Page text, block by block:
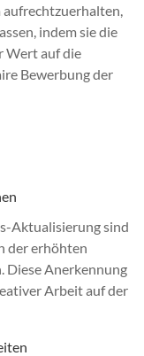
indem sie die
Wert auf die
Bewerbung der
Aktualisierung sind
der erhöhten
Diese Anerkennung
Arbeit auf der